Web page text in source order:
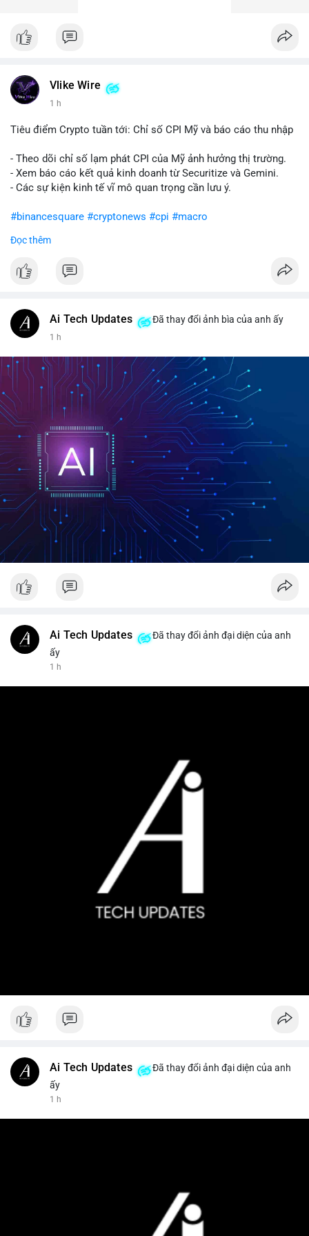
Vlike Wire
1 h
Tiêu điểm Crypto tuần tới: Chỉ số CPI Mỹ và báo cáo thu nhập
- Theo dõi chỉ số lạm phát CPI của Mỹ ảnh hưởng thị trường.
- Xem báo cáo kết quả kinh doanh từ Securitize và Gemini.
- Các sự kiện kinh tế vĩ mô quan trọng cần lưu ý.
#binancesquare #cryptonews #cpi #macro
$btc $eth
#vlikevn #titanbot
Đọc thêm
Ai Tech Updates Đã thay đổi ảnh bìa của anh ấy
1 h
Ai Tech Updates
Đã thay đổi ảnh đại diện của anh
ấy
1 h
Ai Tech Updates
Đã thay đổi ảnh đại diện của anh
ấy
1 h